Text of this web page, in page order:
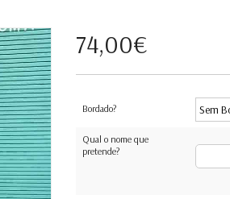
74,00€
Bordado?
Qual o nome que
pretende?